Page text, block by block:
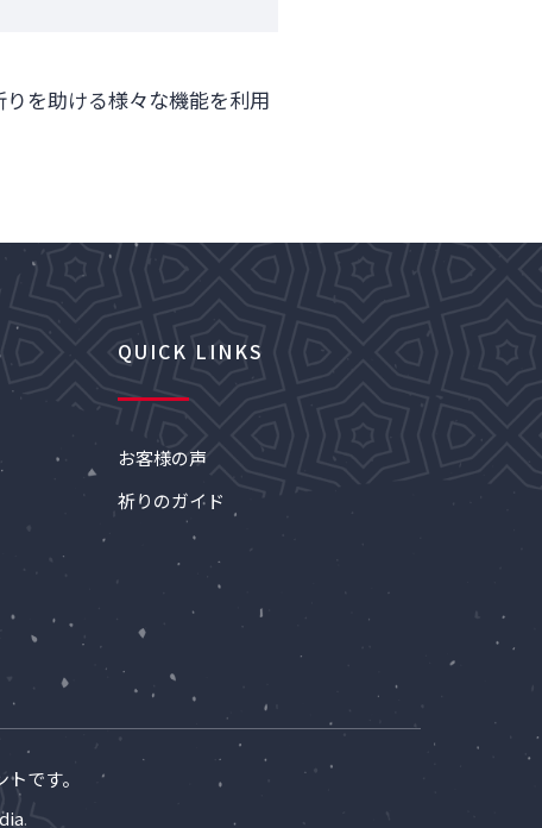
を助ける様々な機能を利用
QUICK LINKS
お客様の声
祈りのガイド
です。
.